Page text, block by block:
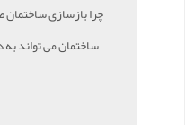
چرا بازسازی
ساختمان می تواند به